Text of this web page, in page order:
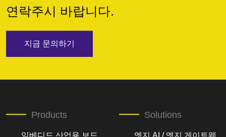
연락주시 바랍니다.
지금 문의하기
Products
임베디드 산업용 보드
Solutions
엣지 AI / 엣지 게이트웨